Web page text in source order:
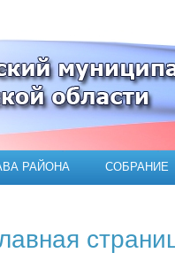
РАЙОНА СОБРАНИЕ